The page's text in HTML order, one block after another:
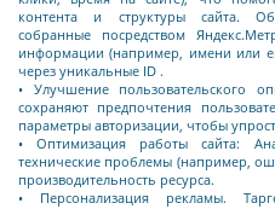
контента и структуры сайта.
собранные посредством
информации (например, имени или
через уникальные ID .
• Улучшение пользовательского
сохраняют предпочтения
параметры авторизации, чтобы
• Оптимизация работы сайта:
технические проблемы (например,
производительность ресурса.
• Персонализация рекламы.